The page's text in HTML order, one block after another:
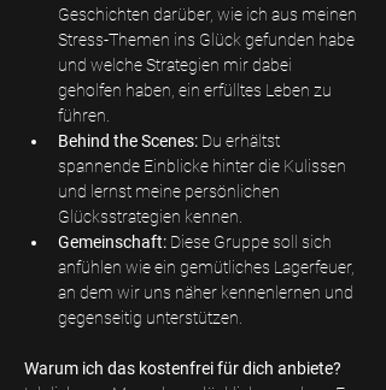
Geschichten darüber, wie ich aus meinen
Stress-Themen ins Glück gefunden habe
und welche Strategien mir dabei
geholfen haben, ein erfülltes Leben zu
führen.
Behind the Scenes: Du erhältst
spannende Einblicke hinter die Kulissen
und lernst meine persönlichen
Glücksstrategien kennen.
Gemeinschaft: Diese Gruppe soll sich
anfühlen wie ein gemütliches Lagerfeuer,
an dem wir uns näher kennenlernen und
gegenseitig unterstützen.
Warum ich das kostenfrei für dich anbiete?